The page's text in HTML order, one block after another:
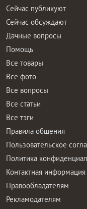
Сейчас публикуют
Сейчас обсуждают
Дачные вопросы
Помощь
Все товары
Все фото
Все вопросы
Все статьи
Все тэги
Правила общения
Пользовательское
Политика
Контактная информация
Правообладателям
Рекламодателям